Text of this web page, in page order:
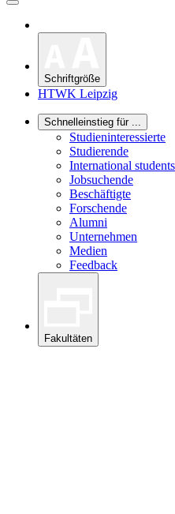
Schriftgröße
HTWK Leipzig
Schnelleinstieg für ...
Studieninteressierte
Studierende
International students
Jobsuchende
Beschäftigte
Forschende
Alumni
Unternehmen
Medien
Feedback
Fakultäten